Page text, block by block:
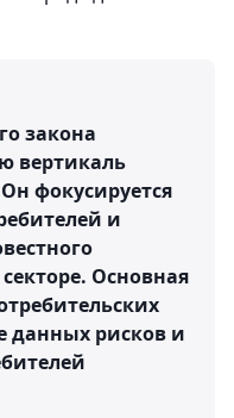
закона
вертикаль
фокусируется
и
Основная
данных рисков и